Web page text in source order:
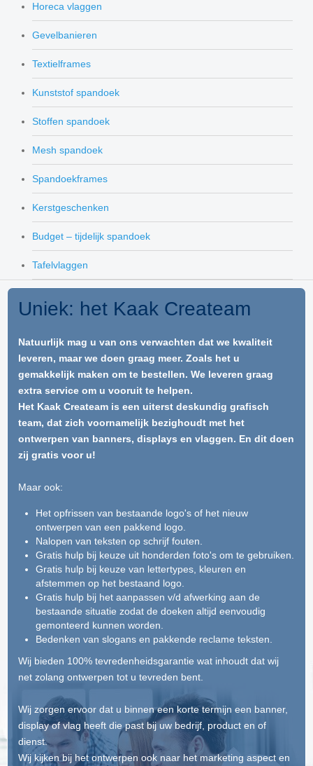
Horeca vlaggen
Gevelbanieren
Textielframes
Kunststof spandoek
Stoffen spandoek
Mesh spandoek
Spandoekframes
Kerstgeschenken
Budget – tijdelijk spandoek
Tafelvlaggen
Uniek: het Kaak Createam
Natuurlijk mag u van ons verwachten dat we kwaliteit
leveren, maar we doen graag meer. Zoals het u
gemakkelijk maken om te bestellen. We leveren graag
extra service om u vooruit te helpen.
Het Kaak Createam is een uiterst deskundig grafisch
team, dat zich voornamelijk bezighoudt met het
ontwerpen van banners, displays en vlaggen. En dit doen
zij gratis voor u!
Maar ook:
Het opfrissen van bestaande logo's of het nieuw
ontwerpen van een pakkend logo.
Nalopen van teksten op schrijf fouten.
Gratis hulp bij keuze uit honderden foto's om te gebruiken.
Gratis hulp bij keuze van lettertypes, kleuren en
afstemmen op het bestaand logo.
Gratis hulp bij het aanpassen v/d afwerking aan de
bestaande situatie zodat de doeken altijd eenvoudig
gemonteerd kunnen worden.
Bedenken van slogans en pakkende reclame teksten.
Wij bieden 100% tevredenheidsgarantie wat inhoudt dat wij
net zolang ontwerpen tot u tevreden bent.
Wij zorgen ervoor dat u binnen een korte termijn een banner,
display of vlag heeft die past bij uw bedrijf, product en of
dienst.
Wij kijken bij het ontwerpen ook naar het marketing aspect en